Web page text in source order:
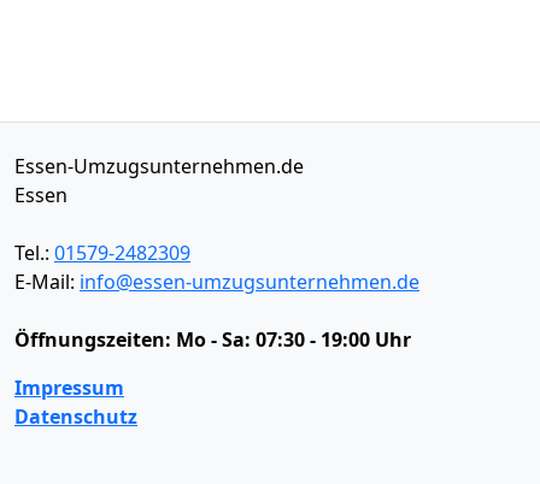
Essen-Umzugsunternehmen.de
Essen
Tel.: 01579-2482309
E-Mail: info@essen-umzugsunternehmen.de
Öffnungszeiten: Mo - Sa: 07:30 - 19:00 Uhr
Impressum
Datenschutz